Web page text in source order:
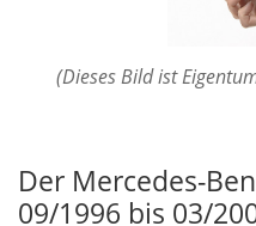
(Dieses Bild ist
Der Mercedes-
09/1996 bis 03/